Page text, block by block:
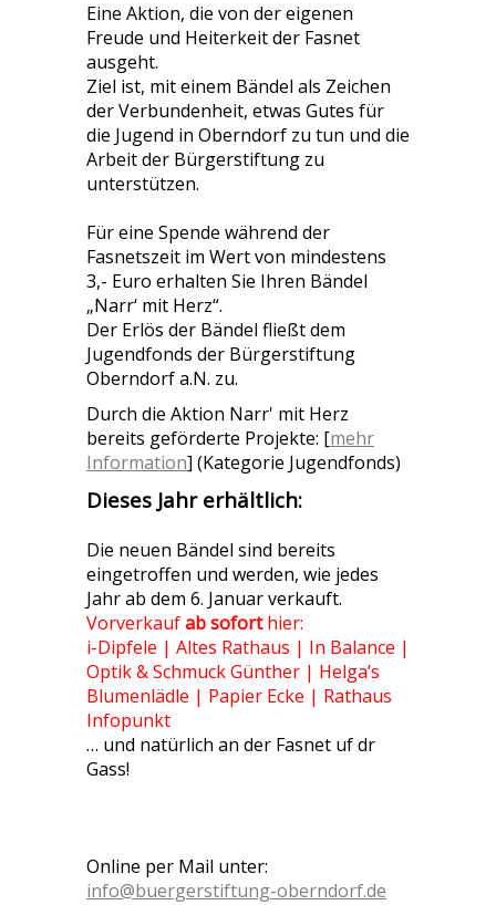
Eine Aktion, die von der eigenen
Freude und Heiterkeit der Fasnet
ausgeht.
Ziel ist, mit einem Bändel als Zeichen
der Verbundenheit, etwas Gutes für
die Jugend in Oberndorf zu tun und die
Arbeit der Bürgerstiftung zu
unterstützen.
Für eine Spende während der
Fasnetszeit im Wert von mindestens
3,- Euro erhalten Sie Ihren Bändel
„Narr‘ mit Herz“.
Der Erlös der Bändel fließt dem
Jugendfonds der Bürgerstiftung
Oberndorf a.N. zu.
Durch die Aktion Narr' mit Herz
bereits geförderte Projekte: [mehr
Information] (Kategorie Jugendfonds)
Dieses Jahr erhältlich:
Die neuen Bändel sind bereits
eingetroffen und werden, wie jedes
Jahr ab dem 6. Januar verkauft.
Vorverkaufab soforthier:
i-Dipfele | Altes Rathaus | In Balance |
Optik & Schmuck Günther | Helga’s
Blumenlädle | Papier Ecke | Rathaus
Infopunkt
… und natürlich an der Fasnet uf dr
Gass!
Online per Mail unter:
info@buergerstiftung-oberndorf.de